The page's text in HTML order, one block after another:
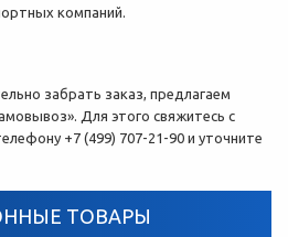
компаний.
забрать заказ, предлагаем
Для этого свяжитесь с
+7 (499) 707-21-90 и уточните
ТОВАРЫ